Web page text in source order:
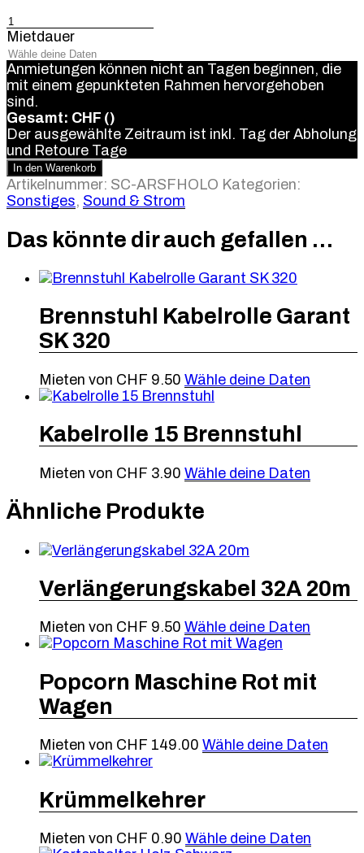
Kabelbrücke
200cm
400kg/10cm
Schwarz
Menge
Mietdauer
Anmietungen können nicht an Tagen beginnen, die
mit einem gepunkteten Rahmen hervorgehoben
sind.
Gesamt: CHF ()
Der ausgewählte Zeitraum ist inkl. Tag der Abholung
und Retoure Tage
In den Warenkorb
Artikelnummer: SC-ARSFHOLO Kategorien:
Sonstiges, Sound & Strom
Das könnte dir auch gefallen …
Brennstuhl Kabelrolle Garant
SK 320
Mieten von CHF 9.50 Wähle deine Daten
Kabelrolle 15 Brennstuhl
Mieten von CHF 3.90 Wähle deine Daten
Ähnliche Produkte
Verlängerungskabel 32A 20m
Mieten von CHF 9.50 Wähle deine Daten
Popcorn Maschine Rot mit
Wagen
Mieten von CHF 149.00 Wähle deine Daten
Krümmelkehrer
Mieten von CHF 0.90 Wähle deine Daten